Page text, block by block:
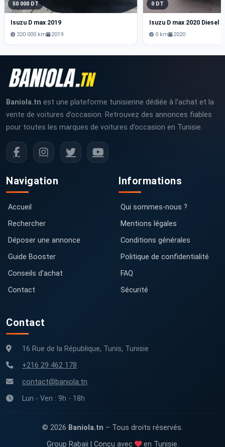
50 000 DT
Isuzu D max 2019
320 000 km 2019
0 DT
Isuzu D max 2020 Diesel
0 km 2020
Baniola.tn est une plateforme tunisienne dédiée à l’achat et la
vente de voitures d’occasion. Retrouvez des annonces fiables
pour toutes les marques de voitures d’occasion en Tunisie.
Navigation
Accueil
Rechercher
Déposer une annonce
Guide Booster
Conseils d'achat
Contact
Informations
Qui sommes-nous ?
Mentions légales
Conditions générales
Politique de confidentialité
FAQ
Sécurité
Contact
16 Rue de la République, Tunis, Tunisie
+216 29 462 178
contact@baniola.tn
Lun - Ven : 9h - 18h
© 2026 Baniola.tn – Tous droits réservés.
Group Rabaii | Conçu avec
en Tunisie.